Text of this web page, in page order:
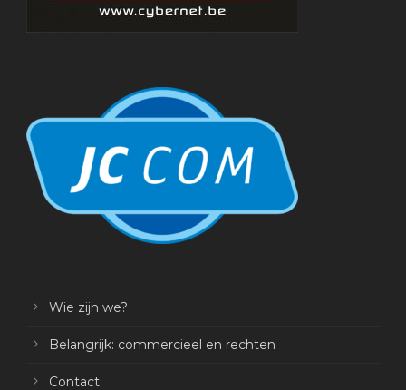
Wie zijn we?
Belangrijk: commercieel en rechten
Contact